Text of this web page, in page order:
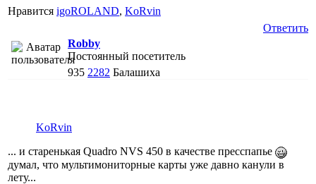
Нравится igoROLAND, KoRvin
Ответить
Robby
Постоянный посетитель
935 2282 Балашиха
KoRvin
... и старенькая Quadro NVS 450 в качестве пресспапье
думал, что мультимониторные карты уже давно канули в
лету...